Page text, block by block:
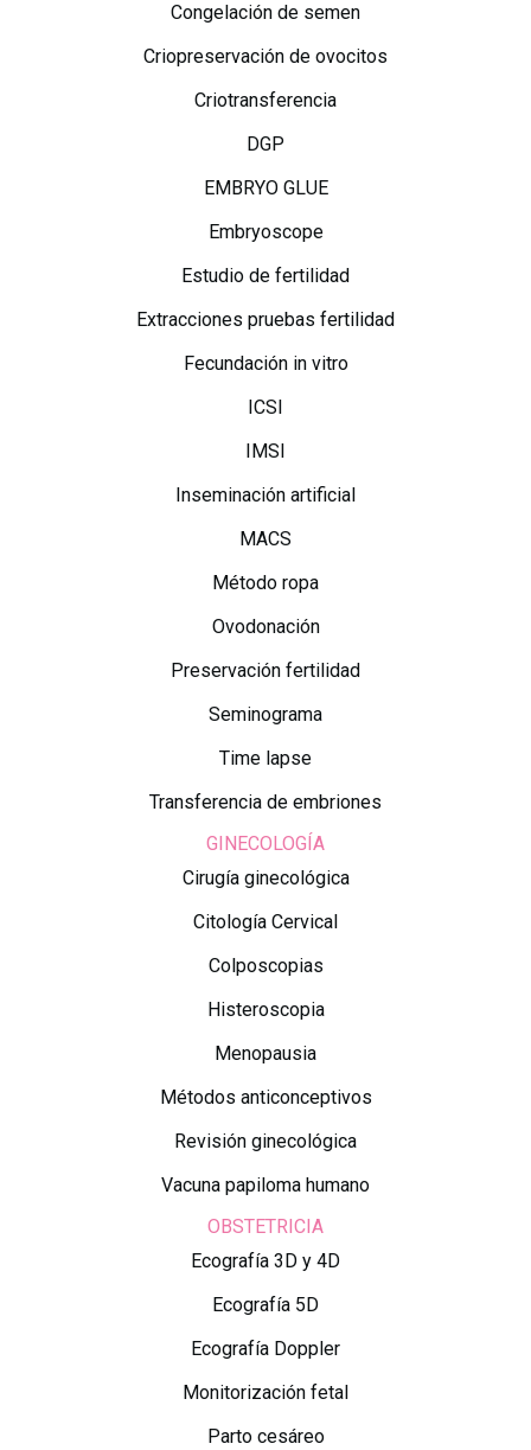
Congelación de semen
Criopreservación de ovocitos
Criotransferencia
DGP
EMBRYO GLUE
Embryoscope
Estudio de fertilidad
Extracciones pruebas fertilidad
Fecundación in vitro
ICSI
IMSI
Inseminación artificial
MACS
Método ropa
Ovodonación
Preservación fertilidad
Seminograma
Time lapse
Transferencia de embriones
GINECOLOGÍA
Cirugía ginecológica
Citología Cervical
Colposcopias
Histeroscopia
Menopausia
Métodos anticonceptivos
Revisión ginecológica
Vacuna papiloma humano
OBSTETRICIA
Ecografía 3D y 4D
Ecografía 5D
Ecografía Doppler
Monitorización fetal
Parto cesáreo